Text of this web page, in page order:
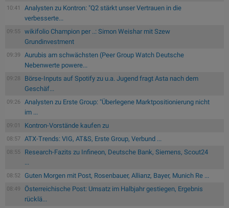
10:41
Analysten zu Kontron: "Q2 stärkt unser Vertrauen in die
verbesserte...
09:55
wikifolio Champion per ..: Simon Weishar mit Szew
Grundinvestment
09:39
Aurubis am schwächsten (Peer Group Watch Deutsche
Nebenwerte powere...
09:28
Börse-Inputs auf Spotify zu u.a. Jugend fragt Asta nach dem
Geschäf...
09:26
Analysten zu Erste Group: "Überlegene Marktpositionierung nicht
im ...
09:01 Kontron-Vorstände kaufen zu
08:57 ATX-Trends: VIG, AT&S, Erste Group, Verbund ...
08:55
Research-Fazits zu Infineon, Deutsche Bank, Siemens, Scout24
...
08:52 Guten Morgen mit Post, Rosenbauer, Allianz, Bayer, Munich Re ...
08:49
Österreichische Post: Umsatz im Halbjahr gestiegen, Ergebnis
rücklä...